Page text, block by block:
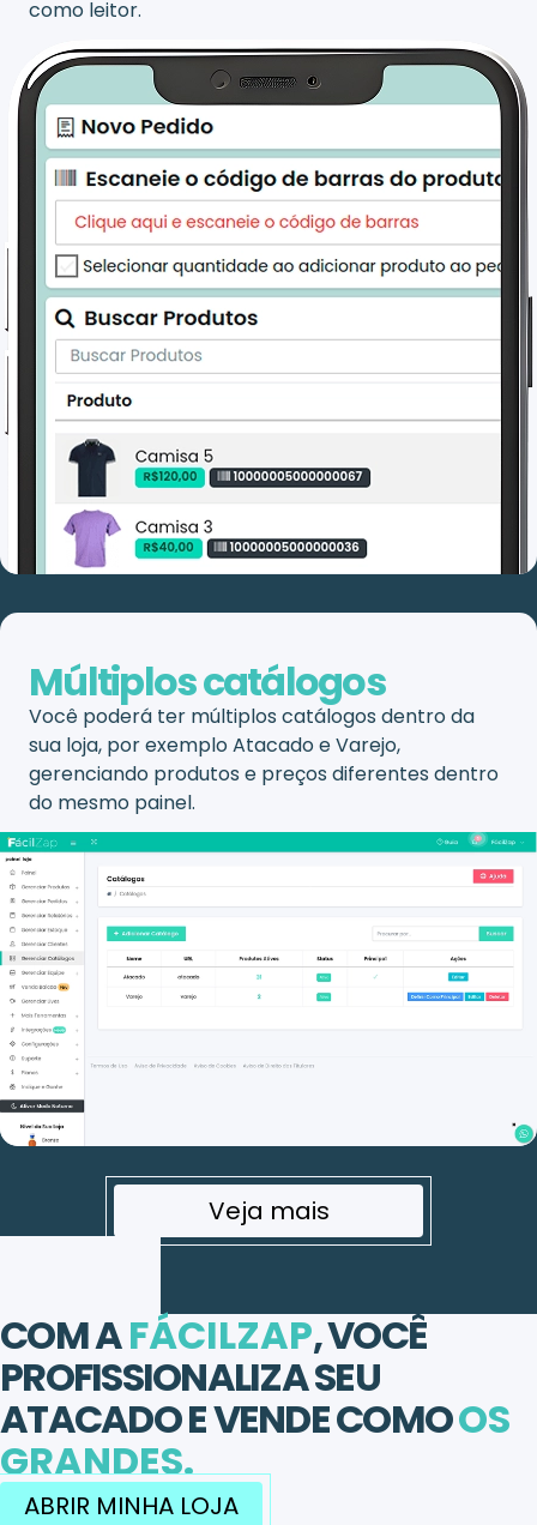
como leitor.
Múltiplos catálogos
Você poderá ter múltiplos catálogos dentro da
sua loja, por exemplo Atacado e Varejo,
gerenciando produtos e preços diferentes dentro
do mesmo painel.
Veja mais
COM AFÁCILZAP, VOCÊ
PROFISSIONALIZA SEU
ATACADO E VENDE COMOOS
GRANDES.
ABRIR MINHA LOJA